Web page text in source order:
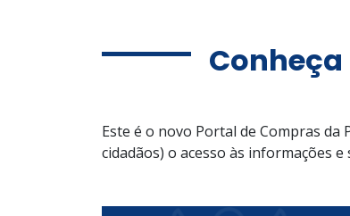
Conheça
Este é o novo Portal de Compras
cidadãos) o acesso às informações